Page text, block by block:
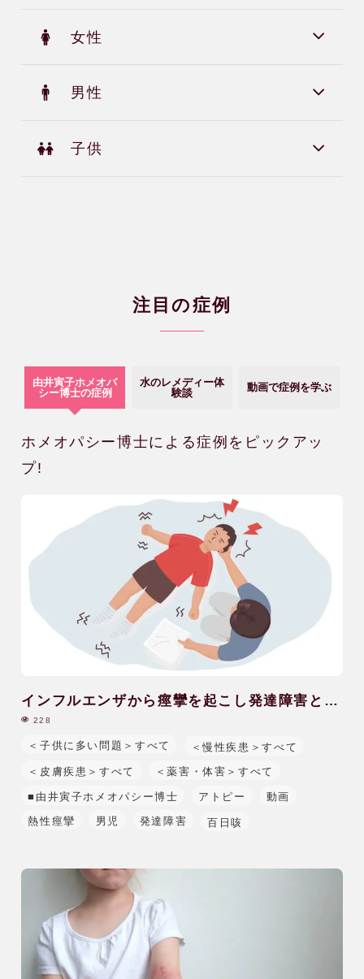
女性
男性
子供
注目の症例
由井寅子ホメオパ
シー博士の症例
水のレメディー体
験談
動画で症例を学ぶ
ホメオパシー博士による症例をピックアッ
プ!
インフルエンザから痙攣を起こし発達障害と自
閉症を発症|10歳|男児
228
＜子供に多い問題＞すべて ＜慢性疾患＞すべて
＜皮膚疾患＞すべて ＜薬害・体害＞すべて
■由井寅子ホメオパシー博士 アトピー 動画
熱性痙攣 男児 発達障害 百日咳